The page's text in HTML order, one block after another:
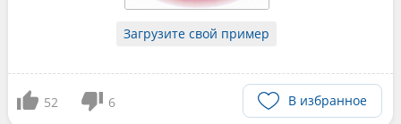
Загрузите свой пример
52 6 В избранное